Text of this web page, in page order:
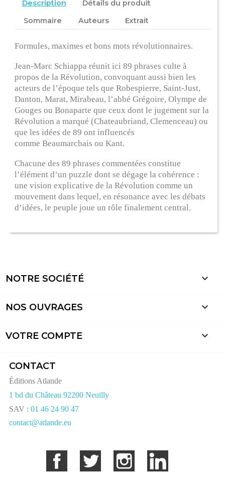
Description
Détails du produit
Sommaire
Auteurs Extrait
Formules, maximes et bons mots révolutionnaires.
Jean-Marc Schiappa réunit ici 89 phrases culte à
propos de la Révolution, convoquant aussi bien les
acteurs de l’époque tels que Robespierre, Saint-Just,
Danton, Marat, Mirabeau, l’abbé Grégoire, Olympe de
Gouges ou Bonaparte que ceux dont le jugement sur la
Révolution a marqué (Chateaubriand, Clemenceau) ou
que les idées de 89 ont influencés
comme Beaumarchais ou Kant.
Chacune des 89 phrases commentées constitue
l’élément d’un puzzle dont se dégage la cohérence :
une vision explicative de la Révolution comme un
mouvement dans lequel, en résonance avec les débats
d’idées, le peuple joue un rôle finalement central.
NOTRE SOCIÉTÉ 
NOS OUVRAGES 
VOTRE COMPTE 
CONTACT
Éditions Atlande
1 bd du Château 92200 Neuilly
SAV : 01 46 24 90 47
contact@atlande.eu
Facebook Twitter Instagram